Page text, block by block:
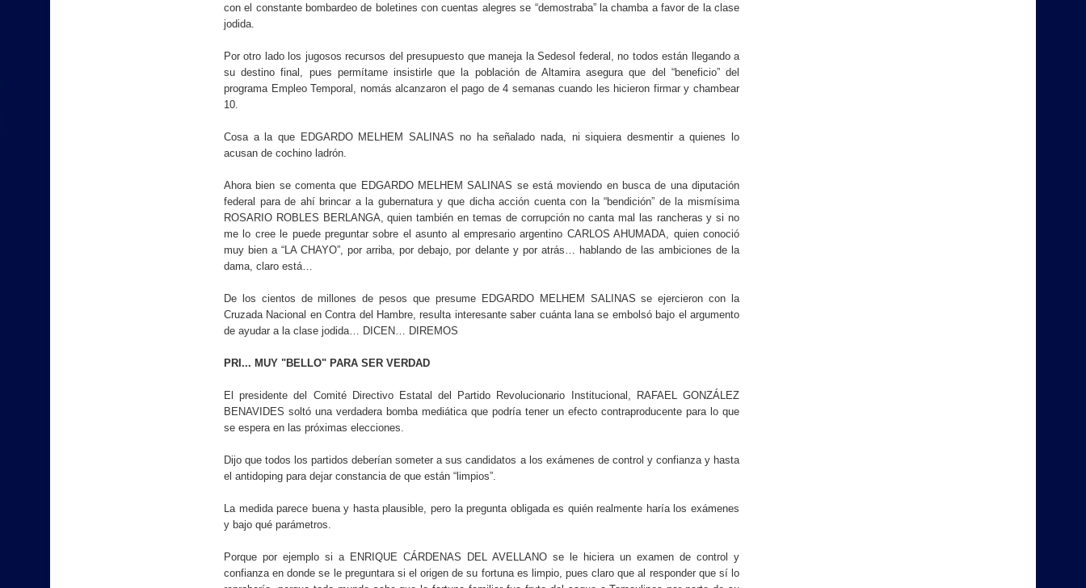
con el constante bombardeo de boletines con cuentas alegres se “demostraba” la chamba a favor de la clase
jodida.
Por otro lado los jugosos recursos del presupuesto que maneja la Sedesol federal, no todos están llegando a
su destino final, pues permítame insistirle que la población de Altamira asegura que del “beneficio” del
programa Empleo Temporal, nomás alcanzaron el pago de 4 semanas cuando les hicieron firmar y chambear
10.
Cosa a la que EDGARDO MELHEM SALINAS no ha señalado nada, ni siquiera desmentir a quienes lo
acusan de cochino ladrón.
Ahora bien se comenta que EDGARDO MELHEM SALINAS se está moviendo en busca de una diputación
federal para de ahí brincar a la gubernatura y que dicha acción cuenta con la “bendición” de la mismísima
ROSARIO ROBLES BERLANGA, quien también en temas de corrupción no canta mal las rancheras y si no
me lo cree le puede preguntar sobre el asunto al empresario argentino CARLOS AHUMADA, quien conoció
muy bien a “LA CHAYO”, por arriba, por debajo, por delante y por atrás… hablando de las ambiciones de la
dama, claro está…
De los cientos de millones de pesos que presume EDGARDO MELHEM SALINAS se ejercieron con la
Cruzada Nacional en Contra del Hambre, resulta interesante saber cuánta lana se embolsó bajo el argumento
de ayudar a la clase jodida… DICEN… DIREMOS
PRI... MUY "BELLO" PARA SER VERDAD
El presidente del Comité Directivo Estatal del Partido Revolucionario Institucional, RAFAEL GONZÁLEZ
BENAVIDES soltó una verdadera bomba mediática que podría tener un efecto contraproducente para lo que
se espera en las próximas elecciones.
Dijo que todos los partidos deberían someter a sus candidatos a los exámenes de control y confianza y hasta
el antidoping para dejar constancia de que están “limpios”.
La medida parece buena y hasta plausible, pero la pregunta obligada es quién realmente haría los exámenes
y bajo qué parámetros.
Porque por ejemplo si a ENRIQUE CÁRDENAS DEL AVELLANO se le hiciera un examen de control y
confianza en donde se le preguntara si el origen de su fortuna es limpio, pues claro que al responder que sí lo